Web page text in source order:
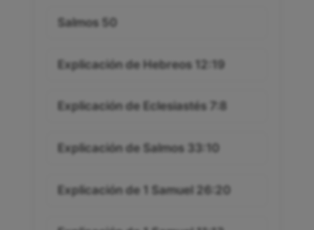
Salmos 50
Explicación de Hebreos 12:19
Explicación de Eclesiastés 7:8
Explicación de Salmos 33:10
Explicación de 1 Samuel 26:20